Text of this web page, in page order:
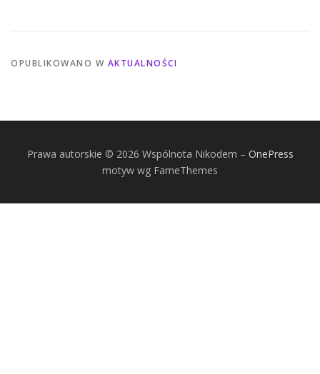
OPUBLIKOWANO W AKTUALNOŚCI
Prawa autorskie © 2026 Wspólnota Nikodem – OnePress
motyw wg FameThemes